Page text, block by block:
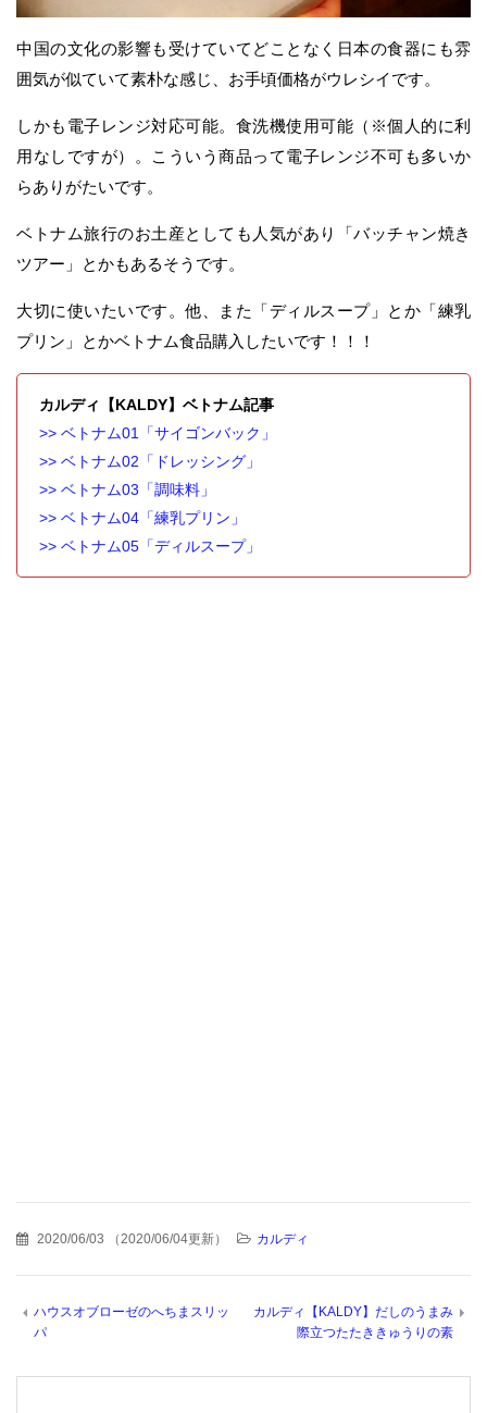
中国の文化の影響も受けていてどことなく日本の食器にも雰
囲気が似ていて素朴な感じ、お手頃価格がウレシイです。
しかも電子レンジ対応可能。食洗機使用可能（※個人的に利
用なしですが）。こういう商品って電子レンジ不可も多いか
らありがたいです。
ベトナム旅行のお土産としても人気があり「バッチャン焼き
ツアー」とかもあるそうです。
大切に使いたいです。他、また「ディルスープ」とか「練乳
プリン」とかベトナム食品購入したいです！！！
カルディ【KALDY】ベトナム記事
>> ベトナム01「サイゴンバック」
>> ベトナム02「ドレッシング」
>> ベトナム03「調味料」
>> ベトナム04「練乳プリン」
>> ベトナム05「ディルスープ」
2020/06/03 （ 2020/06/04更新） カルディ
ハウスオブローゼのへちまスリッ
パ
カルディ【KALDY】だしのうまみ
際立つたたききゅうりの素